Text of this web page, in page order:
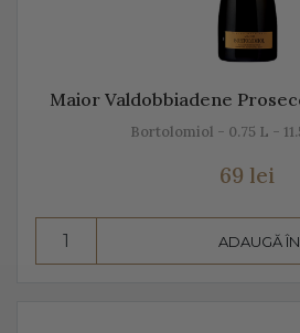
satul Prosecco, situat foarte
50% din producția de Prosecco
acolo unde sunt peste 150 de
au asociat într-un Consorțiu
spumant italian, cunoscut sub
Consumă Prosecco, un vin
Prosecco este un vin cunoscut
Maior Valdobbiadene
Bortolomiol - 0.75 L -
69 lei
ADAUGĂ